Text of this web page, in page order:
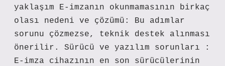
yaklaşım E-imzanın okunmamasının birkaç
olası nedeni ve çözümü: Bu adımlar
sorunu çözmezse, teknik destek alınması
önerilir. Sürücü ve yazılım sorunları :
E-imza cihazının en son sürücülerinin